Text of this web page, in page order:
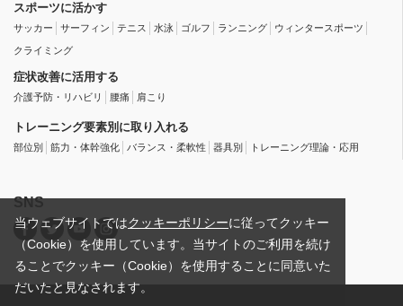
当ウェブサイトではクッキーポリシーに従ってクッキー
（Cookie）を使用しています。当サイトのご利用を続け
ることでクッキー（Cookie）を使用することに同意いた
だいたと見なされます。
スポーツに活かす
サッカー サーフィン テニス 水泳 ゴルフ ランニング ウィンタースポーツ
クライミング
症状改善に活用する
介護予防・リハビリ 腰痛 肩こり
トレーニング要素別に取り入れる
部位別 筋力・体幹強化 バランス・柔軟性 器具別 トレーニング理論・応用
SNS